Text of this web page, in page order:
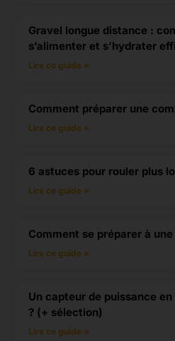
Gravel longue distance :
s’alimenter et s’hydrater
Lire ce guide »
Comment préparer une
Lire ce guide »
6 astuces pour rouler plus
Lire ce guide »
Comment se préparer à
Lire ce guide »
Un capteur de puissance
? (+ sélection)
Lire ce guide »